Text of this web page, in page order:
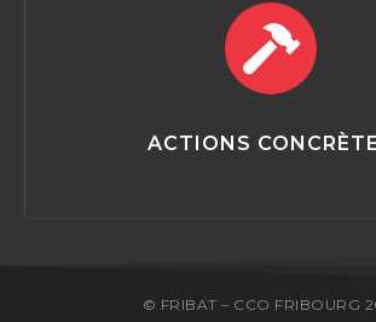
ACTIONS
© FRIBAT – CCO FRIBOURG